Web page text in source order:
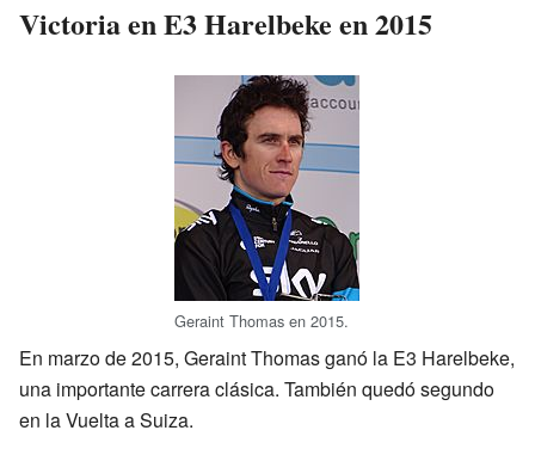
Victoria en E3 Harelbeke en 2015
Geraint Thomas en 2015.
En marzo de 2015, Geraint Thomas ganó la E3 Harelbeke,
una importante carrera clásica. También quedó segundo
en la Vuelta a Suiza.